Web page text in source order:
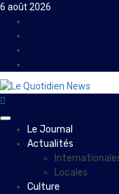
Skip
content
6 août 2026
PrimaryLe Journal
Actualités
Locales
Culture